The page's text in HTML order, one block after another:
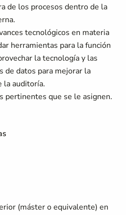
de los procesos dentro de la
tecnológicos en materia
herramientas para la función
la tecnología y las
de datos para mejorar la
la auditoría.
pertinentes que se le asignen.
(máster o equivalente) en